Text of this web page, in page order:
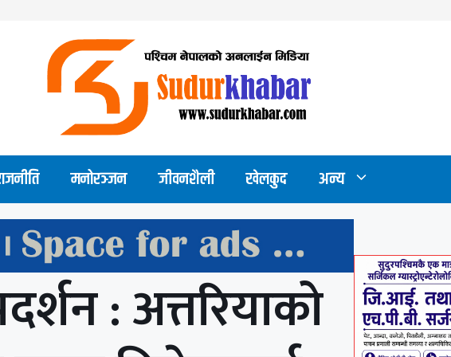
मनोरञ्जन जीवनशैली खेलकुद अन्य
: अत्तरियाको